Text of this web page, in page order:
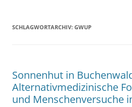
SCHLAGWORTARCHIV: GWUP
Sonnenhut in
Alternativmedizinische
und Menschenversuche